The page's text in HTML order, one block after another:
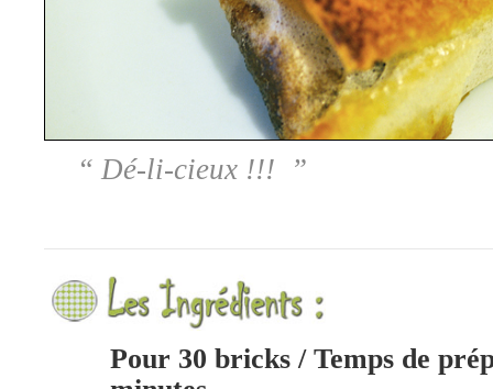
“ Dé-li-cieux !!! ”
Pour 30 bricks / Temps de